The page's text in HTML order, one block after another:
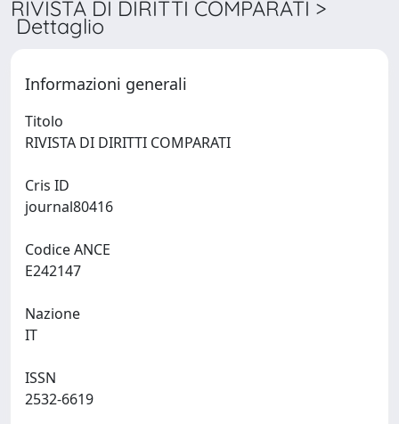
RIVISTA DI DIRITTI COMPARATI >
Dettaglio
Informazioni generali
Titolo
Cris ID
Codice ANCE
Nazione
ISSN